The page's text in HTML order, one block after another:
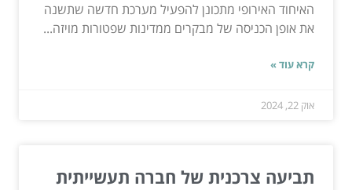
האיחוד האירופי מתכונן להפעיל מערכת חדשה שתשנה
את אופן הכניסה של מבקרים ממדינות שפטורות מויזה...
קרא עוד »
אוק 22, 2024
תביעה צרכנית של חברה תעשייתית